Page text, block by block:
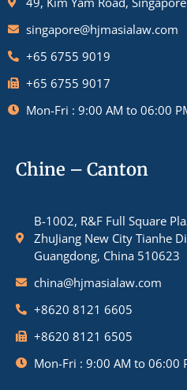
singapore@hjmasialaw.com
+65 6755 9019
+65 6755 9017
Mon-Fri : 9:00 AM to 06:00
Chine – Canton
B-1002, R&F Full Square
ZhuJiang New City Tianhe
Guangdong, China 510623
china@hjmasialaw.com
+8620 8121 6605
+8620 8121 6505
Mon-Fri : 9:00 AM to 06:00